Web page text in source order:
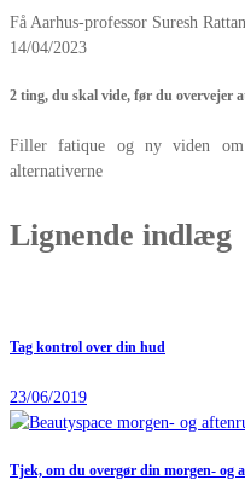
Få Aarhus-professor Suresh
14/04/2023
2 ting, du skal vide, før du overvejer
Filler fatique og ny viden
alternativerne
Lignende indlæg
Tag kontrol over din hud
23/06/2019
Tjek, om du overgør din morgen- og